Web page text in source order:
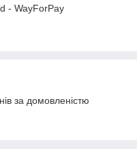
- WayForPay
за домовленістю